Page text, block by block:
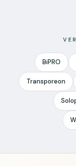
BiPRO
Transporeon